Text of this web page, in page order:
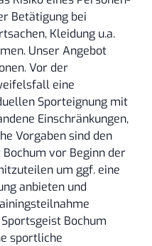
Betätigung bei
Kleidung u.a.
Unser Angebot
Vor der
eine
Sporteignung mit
Einschränkungen,
Vorgaben sind den
vor Beginn der
um ggf. eine
anbieten und
Bochum
sportliche